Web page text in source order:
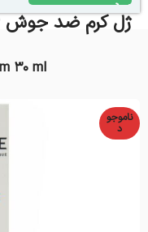
ژل کرم ضد جوش 6 در 1 اسکین وان 30 میل
30 ml
ناموجو
د